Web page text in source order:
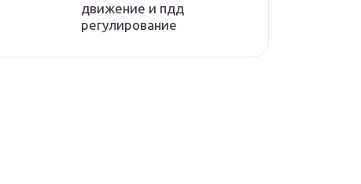
движение и пдд
регулирование